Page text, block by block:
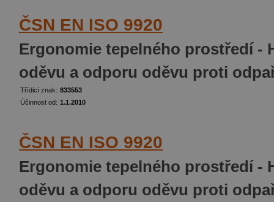
ČSN EN ISO 9920
Ergonomie tepelného prostředí -
oděvu a odporu oděvu proti
Třídicí znak: 833553
Účinnost od: 1.1.2010
ČSN EN ISO 9920
Ergonomie tepelného prostředí -
oděvu a odporu oděvu proti